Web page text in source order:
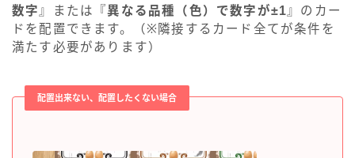
数字 』または『異なる品種（色）で数字が±1 』のカー
ドを配置できます。（※隣接するカード全てが条件を
満たす必要があります）
配置出来ない、配置したくない場合